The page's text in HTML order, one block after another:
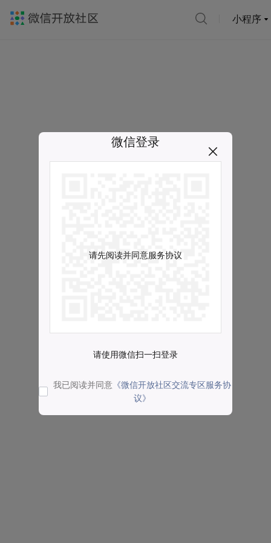
小程序
微信登录
请先阅读并同意服务协议
请使用微信扫一扫登录
我已阅读并同意 《微信开放社区交流专区服务协
议》